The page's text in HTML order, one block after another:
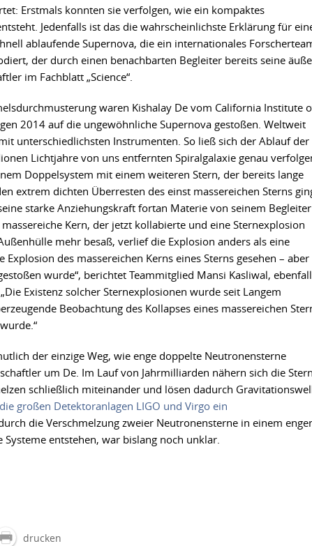
Erstmals konnten sie verfolgen, wie ein kompaktes
Jedenfalls ist das die wahrscheinlichste Erklärung für
ablaufende Supernova, die ein internationales
der durch einen benachbarten Begleiter bereits seine
im Fachblatt „Science“.
waren Kishalay De vom California Institute
2014 auf die ungewöhnliche Supernova gestoßen. Weltweit
unterschiedlichsten Instrumenten. So ließ sich der Ablauf der
Lichtjahre von uns entfernten Spiralgalaxie genau
Doppelsystem mit einem weiteren Stern, der bereits lange
extrem dichten Überresten des einst massereichen Sterns
starke Anziehungskraft fortan Materie von seinem Begleiter
Kern, der jetzt kollabierte und eine Sternexplosion
mehr besaß, verlief die Explosion anders als eine
des massereichen Kerns eines Sterns gesehen – aber
wurde“, berichtet Teammitglied Mansi Kasliwal,
Existenz solcher Sternexplosionen wurde seit Langem
Beobachtung des Kollapses eines massereichen
der einzige Weg, wie enge doppelte Neutronensterne
um De. Im Lauf von Jahrmilliarden nähern sich die
schließlich miteinander und lösen dadurch
großen Detektoranlagen LIGO und Virgo ein
die Verschmelzung zweier Neutronensterne in einem
entstehen, war bislang noch unklar.
drucken